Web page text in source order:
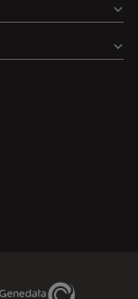
Genedata Link